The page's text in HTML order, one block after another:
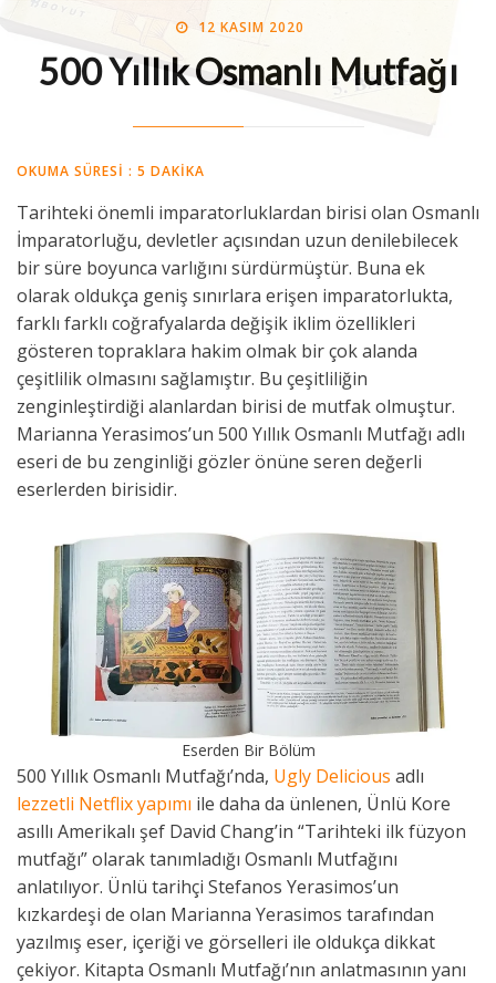
BY MIDE MÜHENDISI
POSTED
12 KASIM 2020
500 Yıllık Osmanlı Mutfağı
OKUMA SÜRESI : 5 DAKIKA
Tarihteki önemli imparatorluklardan birisi olan Osmanlı
İmparatorluğu, devletler açısından uzun denilebilecek
bir süre boyunca varlığını sürdürmüştür. Buna ek
olarak oldukça geniş sınırlara erişen imparatorlukta,
farklı farklı coğrafyalarda değişik iklim özellikleri
gösteren topraklara hakim olmak bir çok alanda
çeşitlilik olmasını sağlamıştır. Bu çeşitliliğin
zenginleştirdiği alanlardan birisi de mutfak olmuştur.
Marianna Yerasimos’un 500 Yıllık Osmanlı Mutfağı adlı
eseri de bu zenginliği gözler önüne seren değerli
eserlerden birisidir.
Eserden Bir Bölüm
500 Yıllık Osmanlı Mutfağı’nda, Ugly Delicious adlı
lezzetli Netflix yapımı ile daha da ünlenen, Ünlü Kore
asıllı Amerikalı şef David Chang’in “Tarihteki ilk füzyon
mutfağı” olarak tanımladığı Osmanlı Mutfağını
anlatılıyor. Ünlü tarihçi Stefanos Yerasimos’un
kızkardeşi de olan Marianna Yerasimos tarafından
yazılmış eser, içeriği ve görselleri ile oldukça dikkat
çekiyor. Kitapta Osmanlı Mutfağı’nın anlatmasının yanı